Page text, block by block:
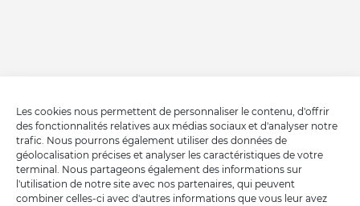
Les cookies nous permettent de personnaliser le contenu, d'offrir
des fonctionnalités relatives aux médias sociaux et d'analyser notre
trafic. Nous pourrons également utiliser des données de
géolocalisation précises et analyser les caractéristiques de votre
terminal. Nous partageons également des informations sur
l'utilisation de notre site avec nos partenaires, qui peuvent
combiner celles-ci avec d'autres informations que vous leur avez